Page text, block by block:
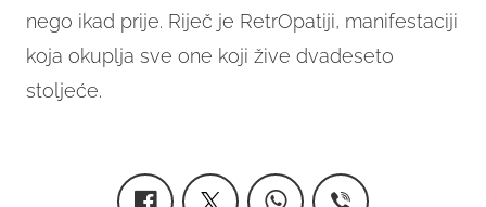
nego ikad prije. Riječ je RetrOpatiji, manifestaciji
koja okuplja sve one koji žive dvadeseto
stoljeće.